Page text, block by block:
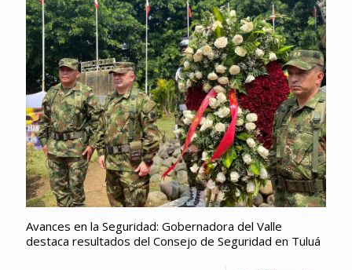
Avances en la Seguridad: Gobernadora del Valle
destaca resultados del Consejo de Seguridad en Tuluá